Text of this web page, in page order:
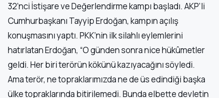
32’nci İstişare ve Değerlendirme kampı başladı. AKP’li
Cumhurbaşkanı Tayyip Erdoğan, kampın açılış
konuşmasını yaptı. PKK’nin ilk silahlı eylemlerini
hatırlatan Erdoğan, “O günden sonra nice hükûmetler
geldi. Her biri terörün kökünü kazıyacağını söyledi.
Ama terör, ne topraklarımızda ne de üs edindiği başka
ülke topraklarında bitirilemedi. Bunda elbette devletin